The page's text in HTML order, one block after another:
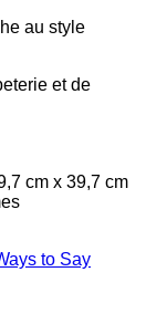
au style
et de
cm x 39,7 cm
to Say